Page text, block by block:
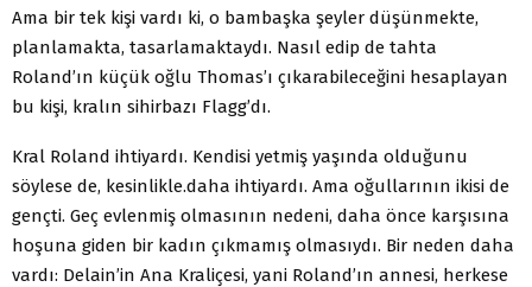
Ama bir tek kişi vardı ki, o bambaşka şeyler düşünmekte,
planlamakta, tasarlamaktaydı. Nasıl edip de tahta
Roland’ın küçük oğlu Thomas’ı çıkarabileceğini hesaplayan
bu kişi, kralın sihirbazı Flagg’dı.
Kral Roland ihtiyardı. Kendisi yetmiş yaşında olduğunu
söylese de, kesinlikle.daha ihtiyardı. Ama oğullarının ikisi de
gençti. Geç evlenmiş olmasının nedeni, daha önce karşısına
hoşuna giden bir kadın çıkmamış olmasıydı. Bir neden daha
vardı: Delain’in Ana Kraliçesi, yani Roland’ın annesi, herkese